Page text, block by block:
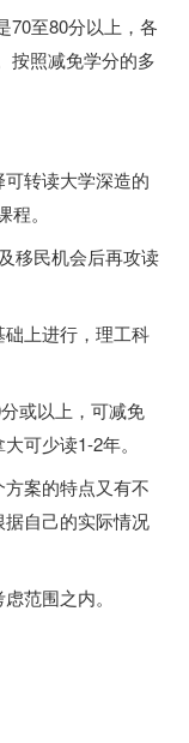
70至80分以上，各
按照减免学分的多
转读大学深造的
。
移民机会后再攻读
上进行，理工科
或以上，可减免
可少读1-2年。
案的特点又有不
自己的实际情况
范围之内。